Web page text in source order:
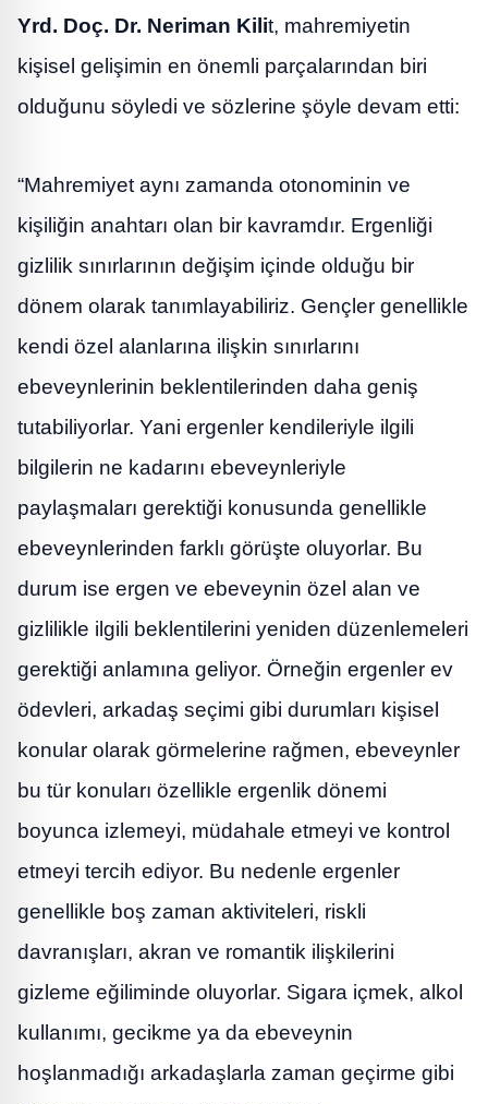
Yrd. Doç. Dr. Neriman Kilit, mahremiyetin
kişisel gelişimin en önemli parçalarından biri
olduğunu söyledi ve sözlerine şöyle devam etti:
“Mahremiyet aynı zamanda otonominin ve
kişiliğin anahtarı olan bir kavramdır. Ergenliği
gizlilik sınırlarının değişim içinde olduğu bir
dönem olarak tanımlayabiliriz. Gençler genellikle
kendi özel alanlarına ilişkin sınırlarını
ebeveynlerinin beklentilerinden daha geniş
tutabiliyorlar. Yani ergenler kendileriyle ilgili
bilgilerin ne kadarını ebeveynleriyle
paylaşmaları gerektiği konusunda genellikle
ebeveynlerinden farklı görüşte oluyorlar. Bu
durum ise ergen ve ebeveynin özel alan ve
gizlilikle ilgili beklentilerini yeniden düzenlemeleri
gerektiği anlamına geliyor. Örneğin ergenler ev
ödevleri, arkadaş seçimi gibi durumları kişisel
konular olarak görmelerine rağmen, ebeveynler
bu tür konuları özellikle ergenlik dönemi
boyunca izlemeyi, müdahale etmeyi ve kontrol
etmeyi tercih ediyor. Bu nedenle ergenler
genellikle boş zaman aktiviteleri, riskli
davranışları, akran ve romantik ilişkilerini
gizleme eğiliminde oluyorlar. Sigara içmek, alkol
kullanımı, gecikme ya da ebeveynin
hoşlanmadığı arkadaşlarla zaman geçirme gibi